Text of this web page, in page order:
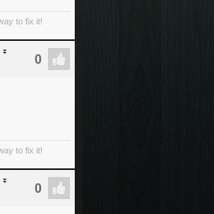
to fix it!
to fix it!